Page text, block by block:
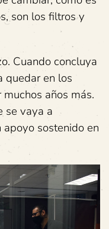
son los filtros y
Cuando concluya
quedar en los
años más.
se vaya a
sostenido en